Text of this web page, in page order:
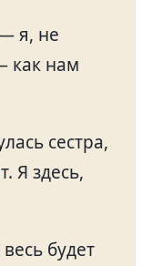
я, не
как нам
сестра,
Я здесь,
будет